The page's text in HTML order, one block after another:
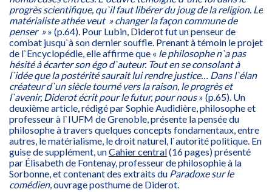
progrès scientifique, qu`il faut libérer du joug de la religion. Le
matérialiste athée veut » changer la façon commune de
penser »» (p.64). Pour Lubin, Diderot fut un penseur de
combat jusqu`à son dernier souffle. Prenant à témoin le projet
de l`Encyclopédie, elle affirme que « le philosophe n`a pas
hésité à écarter son égo d`auteur. Tout en se consolant à
l`idée que la postérité saurait lui rendre justice… Dans l`élan
créateur d`un siècle tourné vers la raison, le progrès et
l`avenir, Diderot écrit pour le futur, pour nous» (p.65). Un
deuxième article, rédigé par Sophie Audidière, philosophe et
professeur à l`IUFM de Grenoble, présente la pensée du
philosophe à travers quelques concepts fondamentaux, entre
autres, le matérialisme, le droit naturel, l`autorité politique. En
guise de supplément, unCahier central(16 pages) présenté
par Élisabeth de Fontenay, professeur de philosophie à la
Sorbonne, et contenant des extraits du Paradoxe sur le
comédien, ouvrage posthume de Diderot.